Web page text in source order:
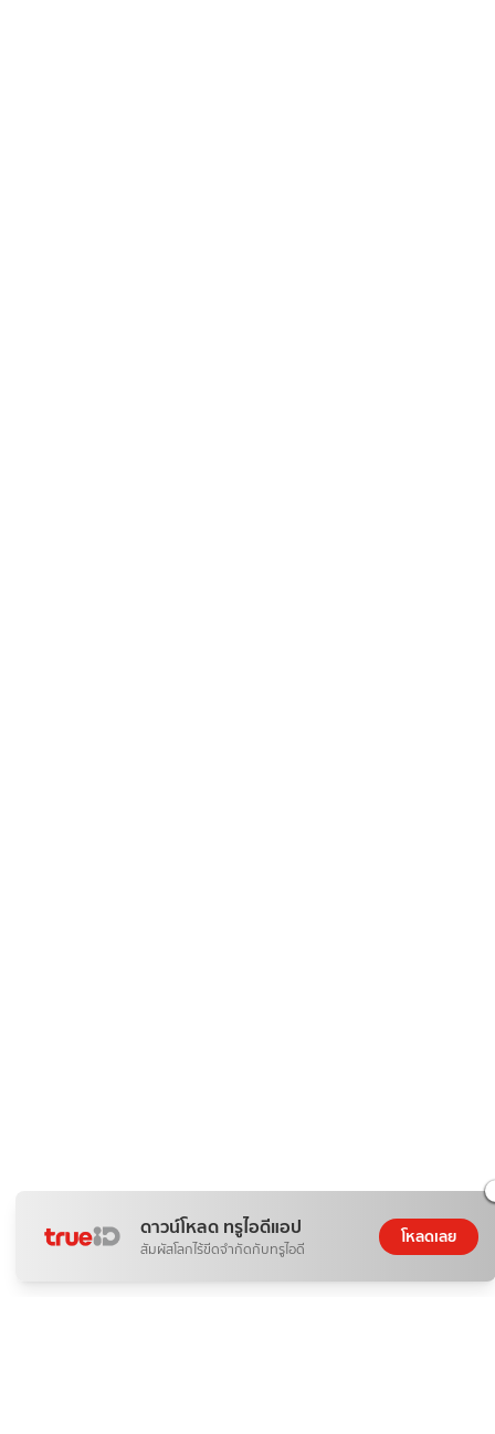
ดาวน์โหลด ทรูไอดีแอป
สัมผัสโลกไร้ขีดจำกัดกับทรูไอดี
โหลดเลย